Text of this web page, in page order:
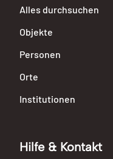
Alles durchsuchen
Objekte
Personen
Orte
Institutionen
Hilfe & Kontakt